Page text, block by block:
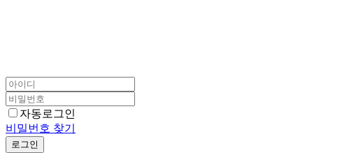
자동로그인
비밀번호 찾기
로그인